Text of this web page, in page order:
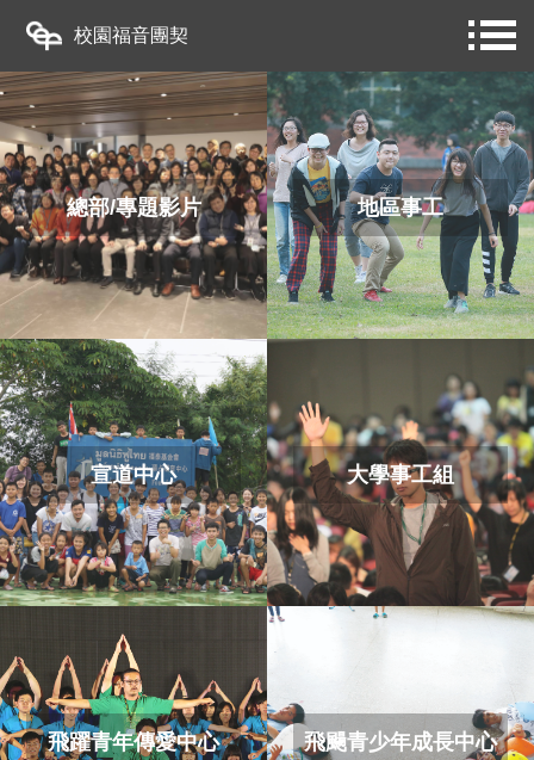
校園福音團契
總部/專題影片 地區事工
宣道中心 大學事工組
飛躍青年傳愛中心 飛颺青少年成長中心